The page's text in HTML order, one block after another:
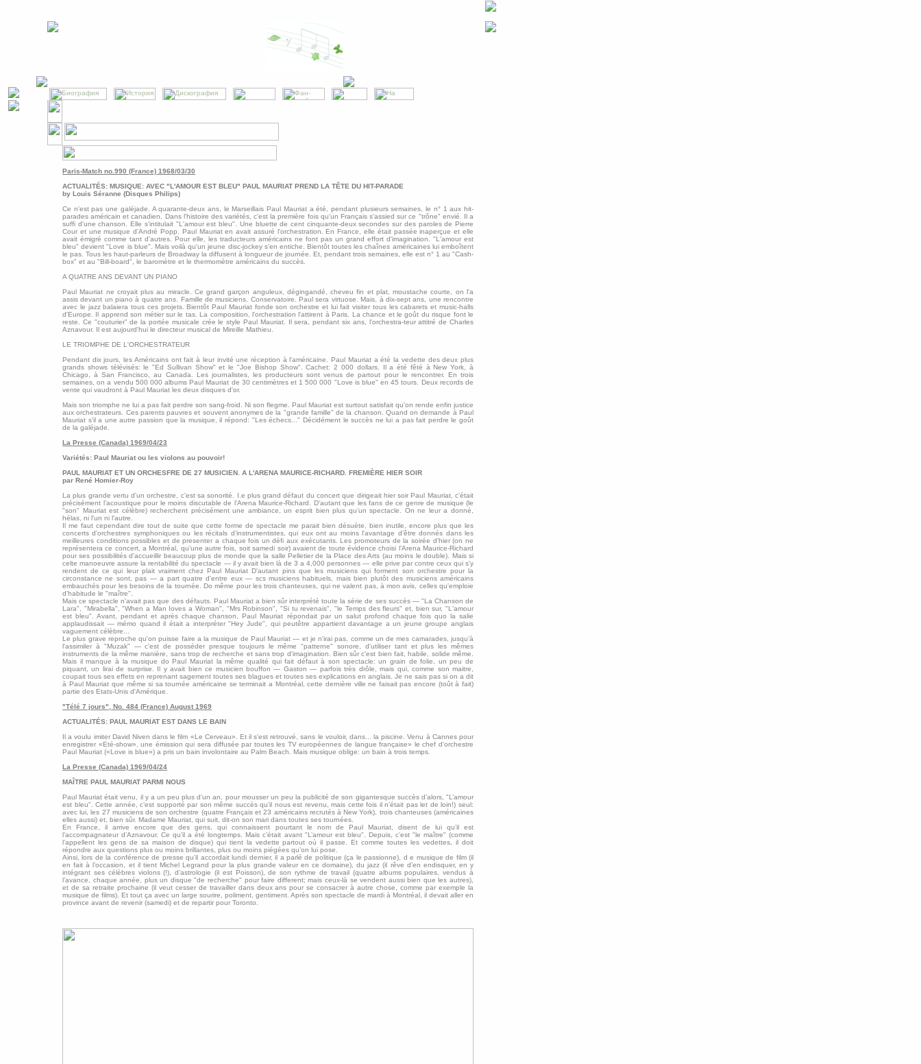
Paris-Match no.990 (France) 1968/03/30
ACTUALITÉS: MUSIQUE: AVEC "L'AMOUR EST BLEU" PAUL MAURIAT PREND LA TÊTE DU HIT-PARADE
by Louis Séranne (Disques Philips)
Ce n'est pas une galéjade. A quarante-deux ans, le Marseillais Paul Mauriat a été, pendant plusieurs semaines, le n° 1 aux hit-
parades américain et canadien. Dans l'histoire des variétés, c'est la première fois qu'un Français s'assied sur ce "trône" envié. Il a
suffi d'une chanson. Elle s'intitulait "L'amour est bleu". Une bluette de cent cinquante-deux secondes sur des paroles de Pierre
Cour et une musique d'André Popp. Paul Mauriat en avait assuré l'orchestration. En France, elle était passée inaperçue et elle
avait émigré comme tant d'autres. Pour elle, les traducteurs américains ne font pas un grand effort d'imagination. "L'amour est
bleu" devient "Love is blue". Mais voilà qu'un jeune disc-jockey s'en entiche. Bientôt toutes les chaînes américaines lui emboîtent
le pas. Tous les haut-parleurs de Broadway la diffusent à longueur de journée. Et, pendant trois semaines, elle est n° 1 au "Cash-
box" et au "Bill-board", le baromètre et le thermomètre américains du succès.
A QUATRE ANS DEVANT UN PIANO
Paul Mauriat ne croyait plus au miracle. Ce grand garçon anguleux, dégingandé, cheveu fin et plat, moustache courte, on l'a
assis devant un piano à quatre ans. Famille de musiciens. Conservatoire. Paul sera virtuose. Mais, à dix-sept ans, une rencontre
avec le jazz balaiera tous ces projets. Bientôt Paul Mauriat fonde son orchestre et lui fait visiter tous les cabarets et music-halls
d'Europe. Il apprend son métier sur le tas. La composition, l'orchestration l'attirent à Paris. La chance et le goût du risque font le
reste. Ce "couturier" de la portée musicale crée le style Paul Mauriat. Il sera, pendant six ans, l'orchestra-teur attitré de Charles
Aznavour. Il est aujourd'hui le directeur musical de Mireille Mathieu.
LE TRIOMPHE DE L'ORCHESTRATEUR
Pendant dix jours, les Américains ont fait à leur invité une réception à l'américaine. Paul Mauriat a été la vedette des deux plus
grands shows télévisés: le "Ed Sullivan Show" et le "Joe Bishop Show". Cachet: 2 000 dollars. Il a été fêté à New York, à
Chicago, à San Francisco, au Canada. Les journalistes, les producteurs sont venus de partout pour le rencontrer. En trois
semaines, on a vendu 500 000 albums Paul Mauriat de 30 centimètres et 1 500 000 "Love is blue" en 45 tours. Deux records de
vente qui vaudront à Paul Mauriat les deux disques d'or.
Mais son triomphe ne lui a pas fait perdre son sang-froid. Ni son flegme. Paul Mauriat est surtout satisfait qu'on rende enfin justice
aux orchestrateurs. Ces parents pauvres et souvent anonymes de la "grande famille" de la chanson. Quand on demande à Paul
Mauriat s'il a une autre passion que la musique, il répond: "Les échecs..." Décidément le succès ne lui a pas fait perdre le goût
de la galéjade.
La Presse (Canada) 1969/04/23
Variétés: Paul Mauriat ou les violons au pouvoir!
PAUL MAURIAT ET UN ORCHESFRE DE 27 MUSICIEN. A L'ARENA MAURICE-RICHARD. FREMIÈRE HIER SOIR
par René Homier-Roy
La plus grande vertu d'un orchestre, c'est sa sonorité. I.e plus grand défaut du concert que dirigeait hier soir Paul Mauriat, c'était
précisément l’acoustique pour le moins discutable de l'Arena Maurice-Richard. D'autant que les fans de ce genre de musique (le
"son" Mauriat est célèbre) recherchent précisément une ambiance, un esprit bien plus qu’un spectacle. On ne leur a donné,
hélas, ni l'un ni l'autre.
Il me faut cependant dire tout de suite que cette forme de spectacle me parait bien désuète, bien inutile, encore plus que les
concerts d'orchestres symphoniques ou les récitals d’instrumentistes, qui eux ont au moins l'avantage d’être donnés dans les
meilleures conditions possibles et de presenter a chaque fois un défi aux exécutants. Les promoteurs de la soirée d'hier (on ne
représentera ce concert, a Montréal, qu’une autre fois, soit samedi soir) avaient de toute évidence choisi l’Arena Maurice-Richard
pour ses possibilités d'accueillir beaucoup plus de monde que la salle Pelletier de la Place des Arts (au moins le double). Mais si
celte manoeuvre assure la rentabilité du spectacle — il y avait bien là de 3 a 4,000 personnes — elle prive par contre ceux qui s'y
rendent de ce qui leur plait vraiment chez Paul Mauriat D'autant pins que les musiciens qui forment son orchestre pour la
circonstance ne sont, pas — a part quatre d'entre eux — scs musiciens habituels, mais bien plutôt des musiciens américains
embauchés pour les besoins de la tournée. Do même pour les trois chanteuses, qui ne valent pas, à mon avis, celles qu'emploie
d’habitude le "maître".
Mais ce spectacle n'avait pas que des défauts. Paul Mauriat a bien sûr interprété toute la série de ses succès — "La Chanson de
Lara", "Mirabella", "When a Man Ioves a Woman", "Mrs Robinson", "Si tu revenais", "le Temps des fleurs" et, bien sur, "L'amour
est bleu". Avant, pendant et après chaque chanson, Paul Mauriat répondait par un salut profond chaque fois quo la salie
applaudissait — mémo quand il était a interpréter "Hey Jude", qui peutêtre appartient davantage a un jeune groupe anglais
vaguement célèbre...
Le plus grave reproche qu'on puisse faire a la musique de Paul Mauriat — et je n'irai pas, comme un de mes camarades, jusqu’à
l'assimiler à "Muzak" — c'est de posséder presque toujours le même "patterne" sonore, d'utiliser tant et plus les mêmes
instruments de la même manière, sans trop de recherche et sans trop d'imagination. Bien sûr c'est bien fait, habile, solide même.
Mais il manque à la musique do Paul Mauriat la même qualité qui fait défaut à son spectacle: un grain de folie, un peu de
piquant, un lirai de surprise. Il y avait bien ce musicien bouffon — Gaston — parfois très drôle, mais qui, comme son maitre,
coupait tous ses effets en reprenant sagement toutes ses blagues et toutes ses explications en anglais. Je ne sais pas si on a dit
à Paul Mauriat que même si sa tournée américaine se terminait a Montréal, cette dernière ville ne faisait pas encore (toût à fait)
partie des Etats-Unis d'Amérique.
"Télé 7 jours", No. 484 (France) August 1969
ACTUALITÉS: PAUL MAURIAT EST DANS LE BAIN
Il a voulu imiter David Niven dans le film «Le Cerveau». Et il s'est retrouvé, sans le vouloir, dans... la piscine. Venu à Cannes pour
enregistrer «Eté-show», une émission qui sera diffusée par toutes les TV européennes de langue française» le chef d'orchestre
Paul Mauriat («Love is blue») a pris un bain involontaire au Palm Beach. Mais musique oblige: un bain à trois temps.
La Presse (Canada) 1969/04/24
MAÎTRE PAUL MAURIAT PARMI NOUS
Paul Mauriat était venu, il y a un peu plus d’un an, pour mousser un peu la publicité de son gigantesque succès d’alors, "L’amour
est bleu". Cette année, c’est supporté par son même succès qu’il nous est revenu, mais cette fois il n’était pas let de loin!) seul:
avec lui, les 27 musiciens de son orchestre (quatre Français et 23 américains recrutés à New York), trois chanteuses (américaines
elles aussi) et, bien sûr. Madame Mauriat, qui suit, dit-on son mari dans toutes ses tournées.
En France, il arrive encore que des gens, qui connaissent pourtant le nom de Paul Mauriat, disent de lui qu’il est
l’accompagnateur d’Aznavour. Ce qu’il a été longtemps. Mais c’était avant "L’amour est bleu". Depuis, c’est "le maître" (comme
l’appellent les gens de sa maison de disque) qui tient la vedette partout où il passe. Et comme toutes les vedettes, il doit
répondre aux questions plus ou moins brillantes, plus ou moins piégées qu’on lui pose.
Ainsi, lors de la conférence de presse qu’il accordait lundi dernier, il a parlé de politique (ça le passionne), d e musique de film (il
en fait à l’occasion, et il tient Michel Legrand pour la plus grande valeur en ce domaine), du jazz (il rêve d’en endisquer, en y
intégrant ses célèbres violons (!), d’astrologie (il est Poisson), de son rythme de travail (quatre albums populaires, vendus à
l’avance, chaque année, plus un disque "de recherche" pour faire different; mais ceux-là se vendent aussi bien que les autres),
et de sa retraite prochaine (il veut cesser de travailler dans deux ans pour se consacrer à autre chose, comme par exemple la
musique de films). Et tout ça avec un large sourire, poliment, gentiment. Après son spectacle de mardi à Montréal, il devait aller en
province avant de revenir (samedi) et de repartir pour Toronto.